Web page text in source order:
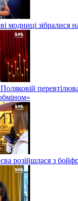
модниці зібралися
розійшлася з